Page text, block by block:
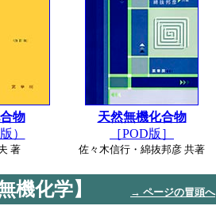
物
）
著
天然無機化合物
［POD版］
佐々木信行・綿抜邦彦 共著
機化学】 → ページの冒頭へ